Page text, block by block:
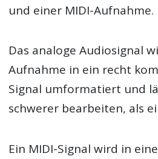
und einer MIDI-Aufnahme.
Das analoge Audiosignal
Aufnahme in ein recht
Signal umformatiert und
schwerer bearbeiten, als
Ein MIDI-Signal wird in